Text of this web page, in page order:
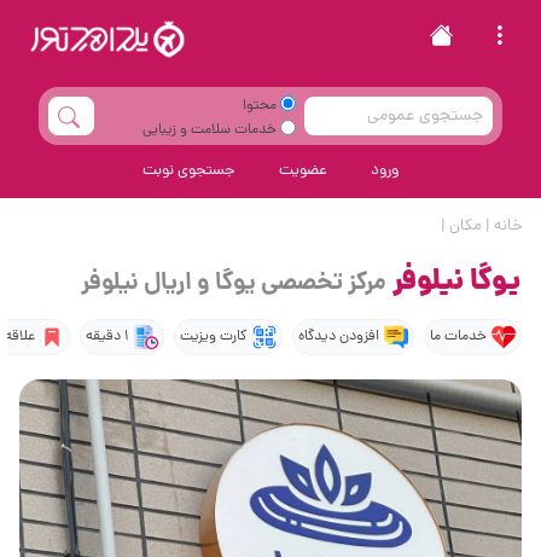
محتوا
خدمات سلامت و زیبایی
ورود عضویت جستجوی نوبت
خانه | مکان |
یوگا نیلوفرمرکز تخصصی یوگا و اریال نیلوفر
خدمات ما افزودن دیدگاه کارت ویزیت 1 دقیقه